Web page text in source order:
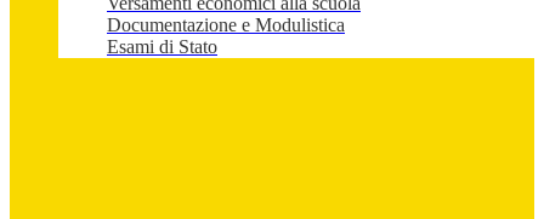
Documentazione e Modulistica
Esami di Stato